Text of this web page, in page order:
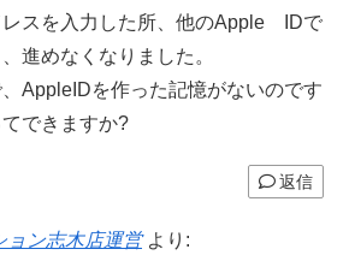
レスを入力した所、他のApple IDで
進めなくなりました。
AppleIDを作った記憶がないのです
できますか?
返信
ョン志木店運営 より: